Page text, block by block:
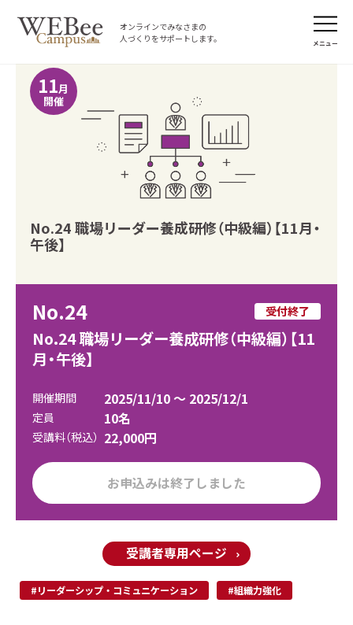
オンラインでみなさまの
人づくりをサポートします。
メニュー
11月
開催
No.24 職場リーダー養成研修（中級編）【11月・
午後】
No.24 受付終了
No.24 職場リーダー養成研修（中級編）【11
月・午後】
開催期間 2025/11/10 ～ 2025/12/1
定員 10名
受講料（税込） 22,000円
お申込みは終了しました
受講者専用ページ
#リーダーシップ・コミュニケーション #組織力強化